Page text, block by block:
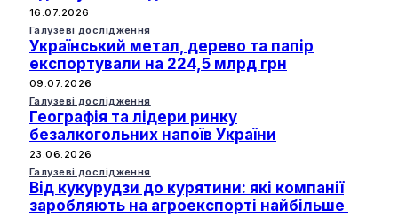
16.07.2026
Галузеві дослідження
Український метал, дерево та папір
експортували на 224,5 млрд грн
09.07.2026
Галузеві дослідження
Географія та лідери ринку
безалкогольних напоїв України
23.06.2026
Галузеві дослідження
Від кукурудзи до курятини: які компанії
заробляють на агроекспорті найбільше